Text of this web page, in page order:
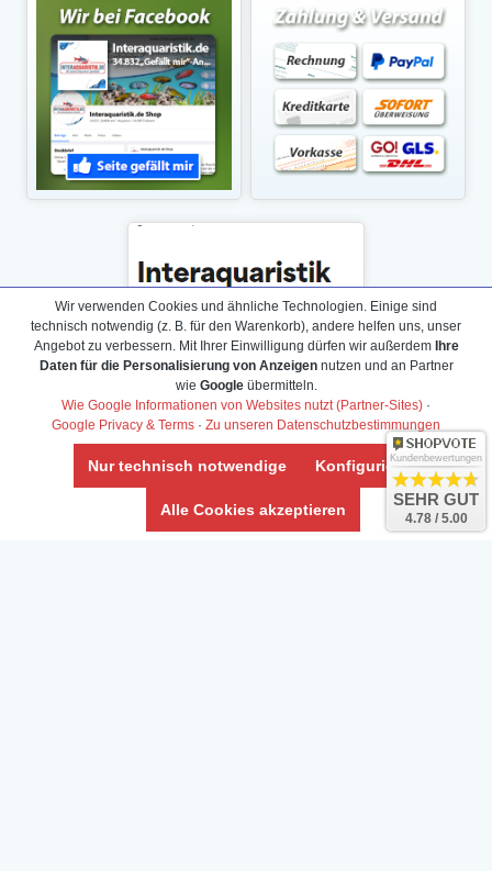
Daten­schutz­erklärung
Widerrufs­recht /Widerrufs­formular
Wir verwenden Cookies und ähnliche Technologien. Einige sind
technisch notwendig (z. B. für den Warenkorb), andere helfen uns, unser
Angebot zu verbessern. Mit Ihrer Einwilligung dürfen wir außerdem Ihre
Daten für die Personalisierung von Anzeigennutzen und an Partner
wie Googleübermitteln.
Wie Google Informationen von Websites nutzt (Partner-Sites) ·
Google Privacy & Terms · Zu unseren Datenschutzbestimmungen
Nur technisch notwendige Konfigurieren
Alle Cookies akzeptieren
Kundenbewertungen
SEHR GUT
4.78 / 5.00